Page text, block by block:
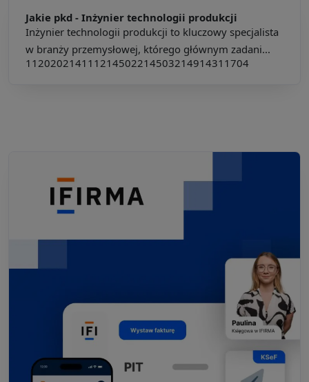
Jakie pkd - Inżynier technologii produkcji
Inżynier technologii produkcji to kluczowy specjalista
w branży przemysłowej, którego głównym zadani...
112020214111 214502214503214914311704